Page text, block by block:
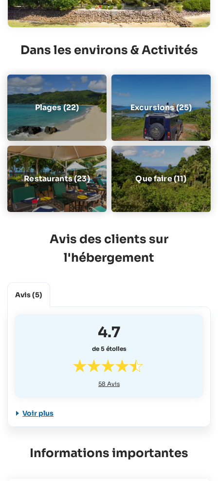
Dans les environs & Activités
Plages (22) Excursions (25)
Restaurants (23) Que faire (11)
Avis des clients sur
l'hébergement
Avis(5)
4.7
de 5 étoiles
58 Avis
Voir plus
Informations importantes